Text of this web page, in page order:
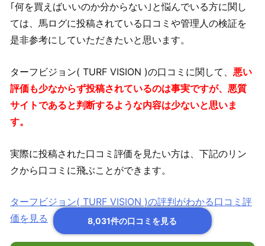
8,031件の口コミを見る
｢何を買えばいいのか分からない｣と悩んでいる方に関し
ては、馬ログに投稿されている口コミや管理人の検証を
是非参考にしていただきたいと思います。
ターフビジョン( TURF VISION )の口コミに関して、 悪い
評価も少なからず投稿されているのは事実ですが、悪質
サイトであると判断するような内容は少ないと思いま
す。
実際に投稿された口コミ評価を見たい方は、下記のリン
クから口コミに飛ぶことができます。
ターフビジョン( TURF VISION )の評判がわかる口コミ評
価を見る